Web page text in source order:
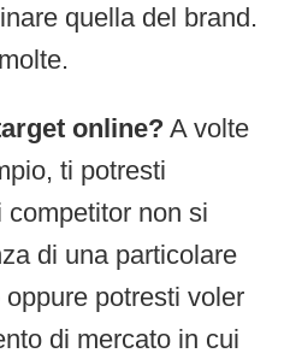
quella del brand.
online? A volte
ti potresti
non si
di una particolare
potresti voler
di mercato in cui